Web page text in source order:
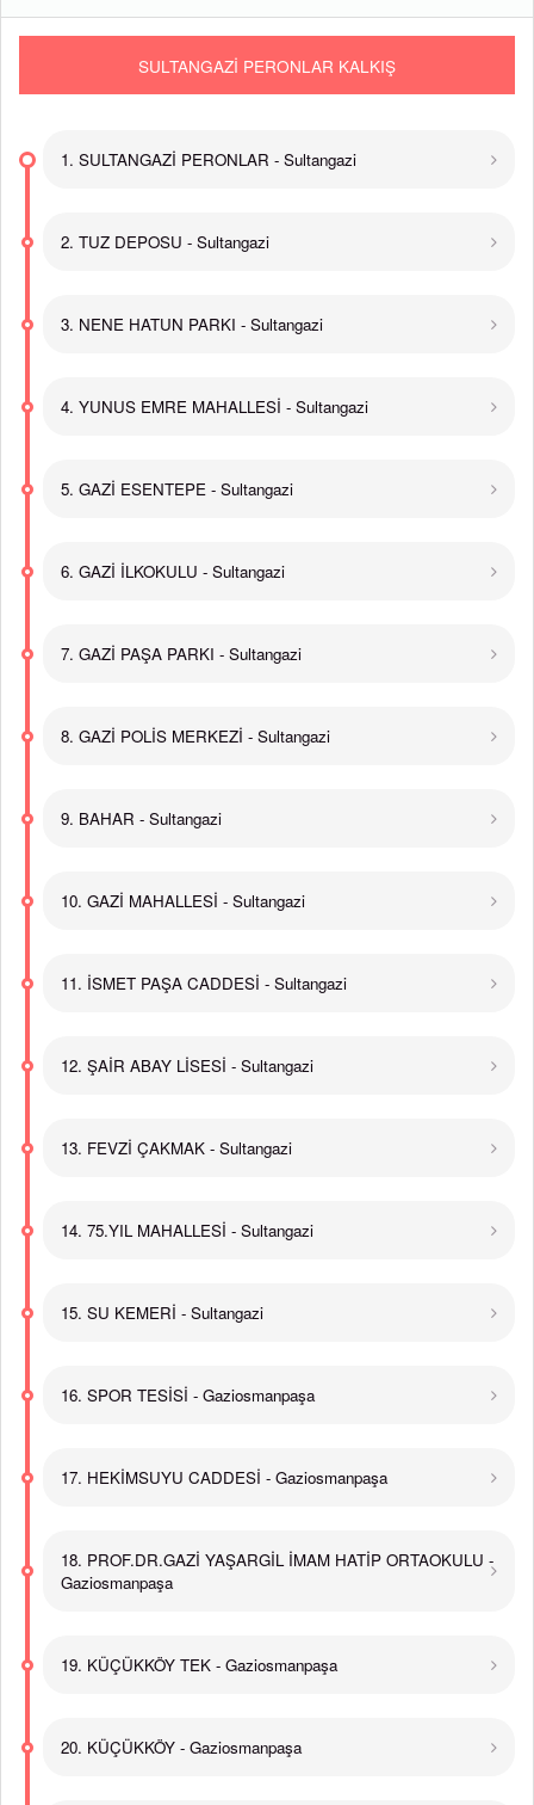
SULTANGAZİ PERONLAR KALKIŞ
1. SULTANGAZİ PERONLAR - Sultangazi
2. TUZ DEPOSU - Sultangazi
3. NENE HATUN PARKI - Sultangazi
4. YUNUS EMRE MAHALLESİ - Sultangazi
5. GAZİ ESENTEPE - Sultangazi
6. GAZİ İLKOKULU - Sultangazi
7. GAZİ PAŞA PARKI - Sultangazi
8. GAZİ POLİS MERKEZİ - Sultangazi
9. BAHAR - Sultangazi
10. GAZİ MAHALLESİ - Sultangazi
11. İSMET PAŞA CADDESİ - Sultangazi
12. ŞAİR ABAY LİSESİ - Sultangazi
13. FEVZİ ÇAKMAK - Sultangazi
14. 75.YIL MAHALLESİ - Sultangazi
15. SU KEMERİ - Sultangazi
16. SPOR TESİSİ - Gaziosmanpaşa
17. HEKİMSUYU CADDESİ - Gaziosmanpaşa
18. PROF.DR.GAZİ YAŞARGİL İMAM HATİP ORTAOKULU -
Gaziosmanpaşa
19. KÜÇÜKKÖY TEK - Gaziosmanpaşa
20. KÜÇÜKKÖY - Gaziosmanpaşa